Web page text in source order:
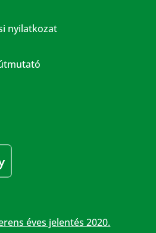
nyilatkozat
éves jelentés 2020.